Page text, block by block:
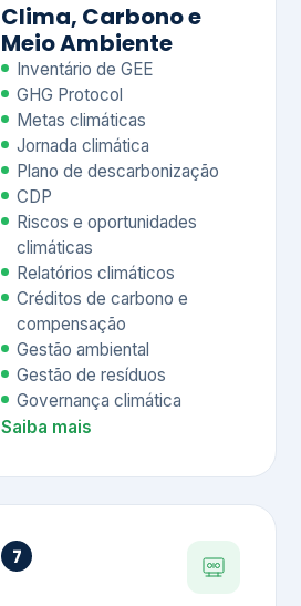
Clima, Carbono e
Meio Ambiente
Inventário de GEE
GHG Protocol
Metas climáticas
Jornada climática
Plano de descarbonização
CDP
Riscos e oportunidades
climáticas
Relatórios climáticos
Créditos de carbono e
compensação
Gestão ambiental
Gestão de resíduos
Governança climática
Saiba mais
7